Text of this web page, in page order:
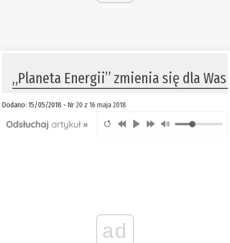
„Planeta Energii” zmienia się dla Was
Dodano: 15/05/2018 -Nr 20 z 16 maja 2018
ad